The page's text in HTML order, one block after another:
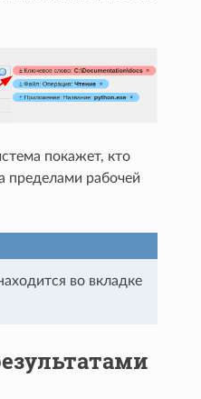
покажет, кто
пределами рабочей
во вкладке